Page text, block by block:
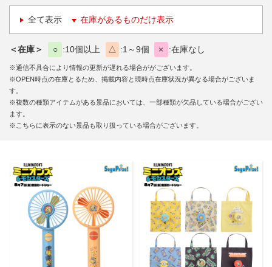
全て表示 在庫があるものだけ表示
＜在庫＞ ○ 10個以上 △ 1～9個 × 在庫なし
※通信不具合により情報の更新が遅れる場合ががございます。
※OPEN時点の在庫とるため、掲載内容と現時点在庫状況が異なる場合がございま
す。
※複数の種類アイテムがある景品においては、一部種類が欠品している場合がござい
ます。
※こちらに表示のない景品も取り扱っている場合がございます。